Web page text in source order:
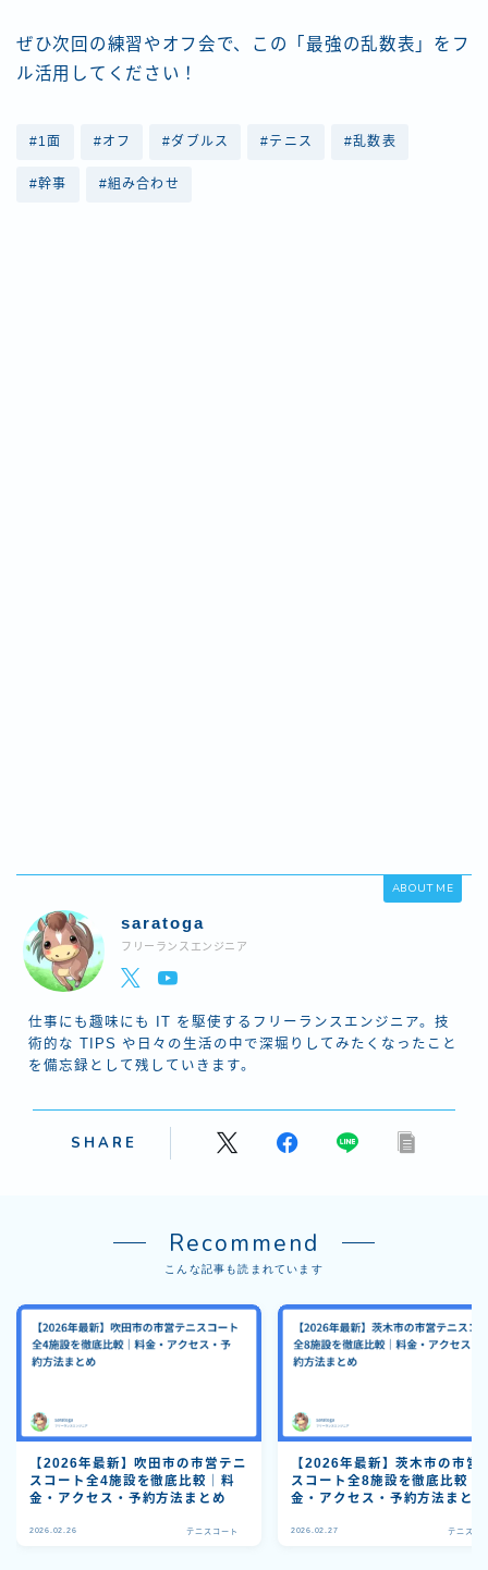
Follow Me
ぜひ次回の練習やオフ会で、この「最強の乱数表」をフ
ル活用してください！
#1面 #オフ #ダブルス #テニス #乱数表
#幹事 #組み合わせ
ABOUT ME
saratoga
フリーランスエンジニア
仕事にも趣味にも IT を駆使するフリーランスエンジニア。技
術的な TIPS や日々の生活の中で深堀りしてみたくなったこと
を備忘録として残していきます。
SHARE
Recommend
こんな記事も読まれています
【2026年最新】吹田市の市営テニ
スコート全4施設を徹底比較｜料
金・アクセス・予約方法まとめ
2026.02.26 テニスコート
【2026年最新】茨木市の市営
スコート全8施設を徹底比較｜
金・アクセス・予約方法まとめ
2026.02.27 テニスコ